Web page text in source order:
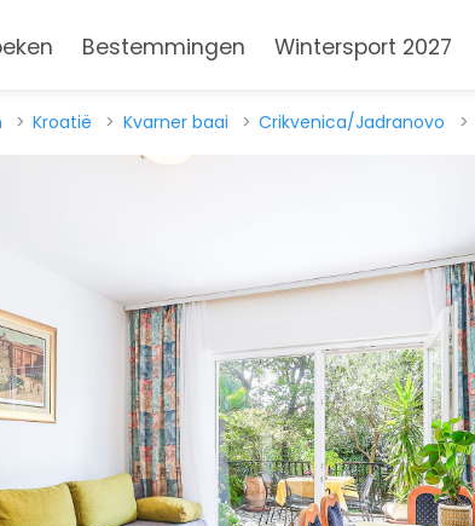
Bestemmingen Wintersport 2027
Kroatië Kvarner baai Crikvenica/Jadranovo